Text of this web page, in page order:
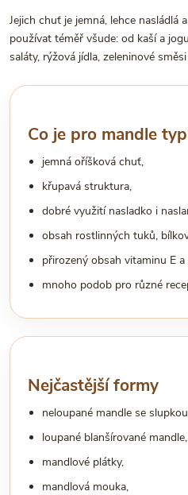
Jejich chuť je jemná, lehce nasládlá
používat téměř všude: od kaší a
saláty, rýžová jídla, zeleninové
Co je pro mandle
jemná oříšková chuť,
křupavá struktura,
dobré využití nasladko i
obsah rostlinných tuků,
přirozený obsah vitaminu E
mnoho podob pro různé
Nejčastější formy
neloupané mandle se
loupané blanšírované mandle,
mandlové plátky,
mandlová mouka,